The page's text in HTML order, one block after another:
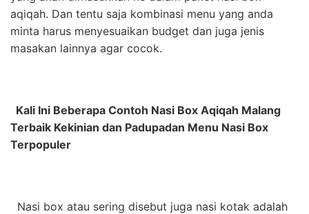
aqiqah. Dan tentu saja kombinasi menu yang anda
minta harus menyesuaikan budget dan juga jenis
masakan lainnya agar cocok.
Kali Ini Beberapa Contoh Nasi Box Aqiqah Malang
Terbaik Kekinian dan Padupadan Menu Nasi Box
Terpopuler
Nasi box atau sering disebut juga nasi kotak adalah